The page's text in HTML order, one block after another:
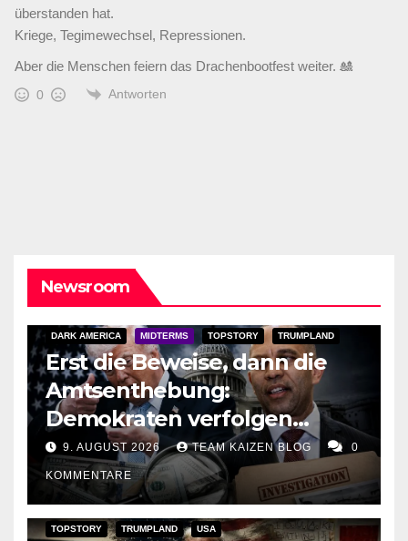
überstanden hat.
Kriege, Tegimewechsel, Repressionen.
Aber die Menschen feiern das Drachenbootfest weiter. 🎎
0 Antworten
Newsroom
DARK AMERICA MIDTERMS TOPSTORY TRUMPLAND
Erst die Beweise, dann die
Amtsenthebung:
Demokraten verfolgen
Trumps Geldspur und
bereiten den Angriff auf
seine Präsidentschaft vor
9. AUGUST 2026 TEAM KAIZEN BLOG 0
KOMMENTARE
TOPSTORY TRUMPLAND USA